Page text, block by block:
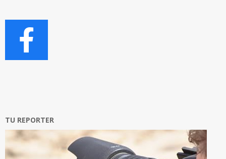
TU REPORTER